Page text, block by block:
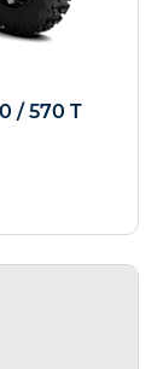
/ 570 T